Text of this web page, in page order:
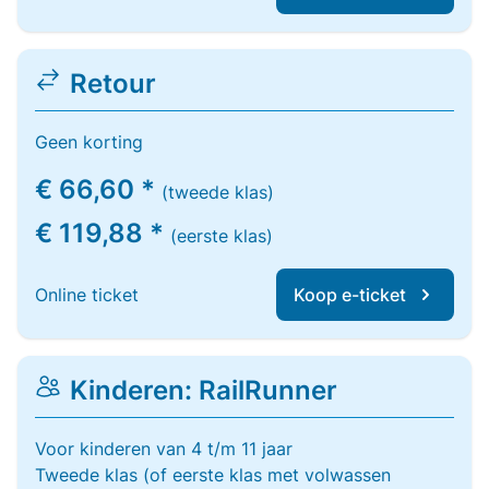
Retour
Geen korting
€ 66,60 * (tweede klas)
€ 119,88 * (eerste klas)
Online ticket Koop e-ticket
Kinderen: RailRunner
Voor kinderen van 4 t/m 11 jaar
Tweede klas (of eerste klas met volwassen